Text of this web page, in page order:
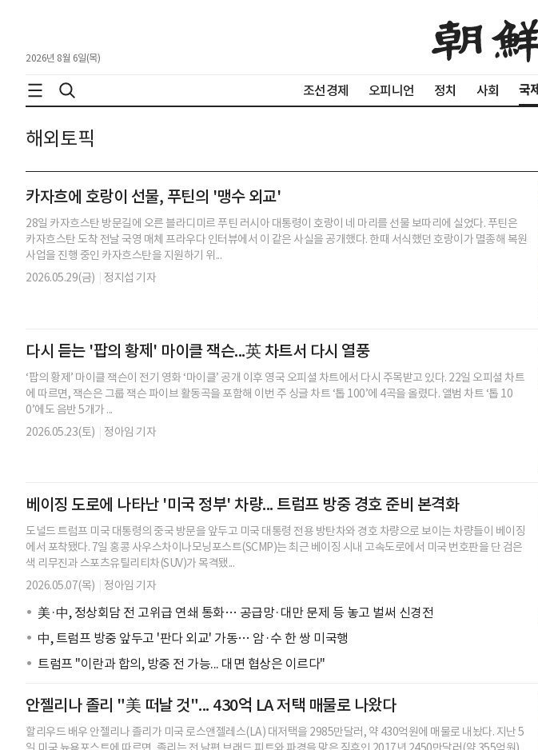
2026년 8월 6일(목)
조선경제 오피니언 정치 사회 국제
해외토픽
카자흐에 호랑이 선물, 푸틴의 '맹수 외교'
28일 카자흐스탄 방문길에 오른 블라디미르 푸틴 러시아 대통령이 호랑이 네 마리를 선물 보따리에 실었다. 푸틴은
카자흐스탄 도착 전날 국영 매체 프라우다 인터뷰에서 이 같은 사실을 공개했다. 한때 서식했던 호랑이가 멸종해 복원
사업을 진행 중인 카자흐스탄을 지원하기 위...
2026.05.29(금)
정지섭 기자
다시 듣는 '팝의 황제' 마이클 잭슨...英 차트서 다시 열풍
‘팝의 황제’ 마이클 잭슨이 전기 영화 ‘마이클’ 공개 이후 영국 오피셜 차트에서 다시 주목받고 있다. 22일 오피셜 차트
에 따르면, 잭슨은 그룹 잭슨 파이브 활동곡을 포함해 이번 주 싱글 차트 ‘톱 100’에 4곡을 올렸다. 앨범 차트 ‘톱 10
0’에도 음반 5개가 ...
2026.05.23(토)
정아임 기자
베이징 도로에 나타난 '미국 정부' 차량... 트럼프 방중 경호 준비 본격화
도널드 트럼프 미국 대통령의 중국 방문을 앞두고 미국 대통령 전용 방탄차와 경호 차량으로 보이는 차량들이 베이징
에서 포착됐다. 7일 홍콩 사우스차이나모닝포스트(SCMP)는 최근 베이징 시내 고속도로에서 미국 번호판을 단 검은
색 리무진과 스포츠유틸리티차(SUV)가 목격됐...
2026.05.07(목)
정아임 기자
美·中, 정상회담 전 고위급 연쇄 통화… 공급망·대만 문제 등 놓고 벌써 신경전
中, 트럼프 방중 앞두고 '판다 외교' 가동… 암·수 한 쌍 미국행
트럼프 "이란과 합의, 방중 전 가능... 대면 협상은 이르다"
안젤리나 졸리 "美 떠날 것"... 430억 LA 저택 매물로 나왔다
할리우드 배우 안젤리나 졸리가 미국 로스앤젤레스(LA) 대저택을 2985만달러, 약 430억원에 매물로 내놨다. 지난 5